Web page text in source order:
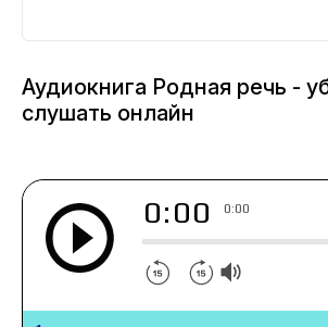
Аудиокнига Родная речь -
слушать онлайн
0:00 0:00